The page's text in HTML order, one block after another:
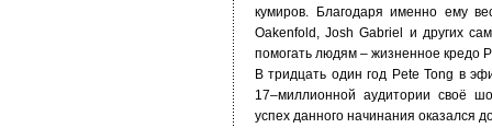
кумиров. Благодаря именно ему
Oakenfold, Josh Gabriel и других
помогать людям – жизненное кредо
В тридцать один год Pete Tong в
17–миллионной аудитории своё
успех данного начинания оказался